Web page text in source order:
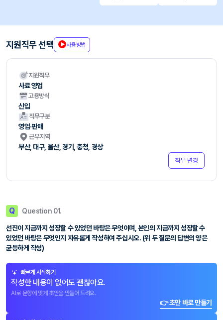
지원직무 선택 사용방법
지원직무
사료 영업
고용방식
신입
직무구분
영업·판매
근무지역
부산, 대구, 울산, 경기, 충청, 경상
직무 변경
Q Question 01.
선진이 지금까지 성장할 수 있었던 바탕은 무엇이며, 본인의 지금까지 성장할 수
있었던 바탕은 무엇인지 자유롭게 작성하여 주십시오. (위 두 질문의 답변의 양은
균등하게 작성)
빠르게 시작하기
작성한 내용이 없어도 괜찮아요.
AI로 문항에 맞게 초안을 만들어 드려요.
👉 초안 바로 만들기